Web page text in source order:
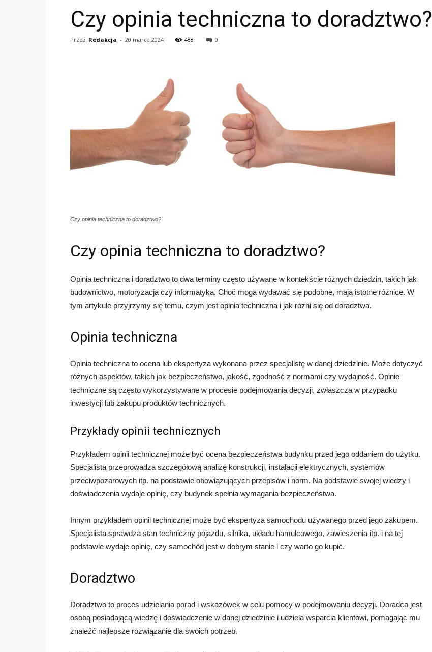
Czy opinia techniczna to doradztwo?
Przez Redakcja - 20 marca 2024 488 0
Czy opinia techniczna to doradztwo?
Czy opinia techniczna to doradztwo?
Opinia techniczna i doradztwo to dwa terminy często używane w kontekście różnych dziedzin, takich jak
budownictwo, motoryzacja czy informatyka. Choć mogą wydawać się podobne, mają istotne różnice. W
tym artykule przyjrzymy się temu, czym jest opinia techniczna i jak różni się od doradztwa.
Opinia techniczna
Opinia techniczna to ocena lub ekspertyza wykonana przez specjalistę w danej dziedzinie. Może dotyczyć
różnych aspektów, takich jak bezpieczeństwo, jakość, zgodność z normami czy wydajność. Opinie
techniczne są często wykorzystywane w procesie podejmowania decyzji, zwłaszcza w przypadku
inwestycji lub zakupu produktów technicznych.
Przykłady opinii technicznych
Przykładem opinii technicznej może być ocena bezpieczeństwa budynku przed jego oddaniem do użytku.
Specjalista przeprowadza szczegółową analizę konstrukcji, instalacji elektrycznych, systemów
przeciwpożarowych itp. na podstawie obowiązujących przepisów i norm. Na podstawie swojej wiedzy i
doświadczenia wydaje opinię, czy budynek spełnia wymagania bezpieczeństwa.
Innym przykładem opinii technicznej może być ekspertyza samochodu używanego przed jego zakupem.
Specjalista sprawdza stan techniczny pojazdu, silnika, układu hamulcowego, zawieszenia itp. i na tej
podstawie wydaje opinię, czy samochód jest w dobrym stanie i czy warto go kupić.
Doradztwo
Doradztwo to proces udzielania porad i wskazówek w celu pomocy w podejmowaniu decyzji. Doradca jest
osobą posiadającą wiedzę i doświadczenie w danej dziedzinie i udziela wsparcia klientowi, pomagając mu
znaleźć najlepsze rozwiązanie dla swoich potrzeb.